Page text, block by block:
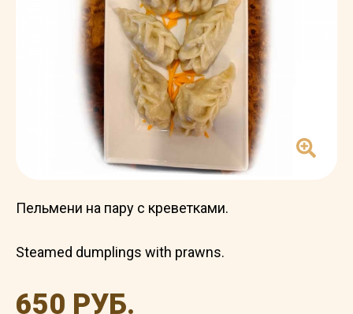
Пельмени на пару с креветками.
Steamed dumplings with prawns.
650 РУБ.